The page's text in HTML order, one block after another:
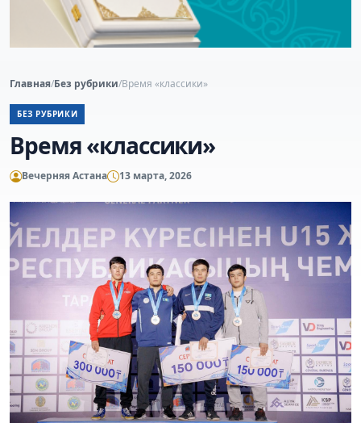
Главная/Без рубрики/Время «классики»
БЕЗ РУБРИКИ
Время «классики»
Вечерняя Астана 13 марта, 2026